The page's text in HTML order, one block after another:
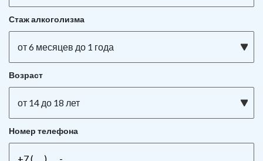
Стаж алкоголизма
от 6 месяцев до 1 года
Возраст
от 14 до 18 лет
Номер телефона